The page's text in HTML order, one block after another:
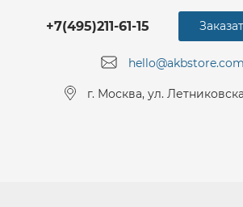
+7(495)211-61-15
hello@akbstore.com
г. Москва, ул.